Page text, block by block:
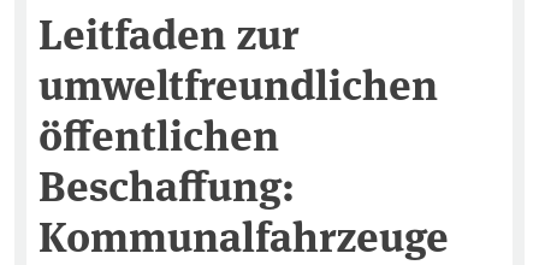
Leitfaden zur
umweltfreundlichen
öffentlichen
Beschaffung:
Kommunalfahrzeuge